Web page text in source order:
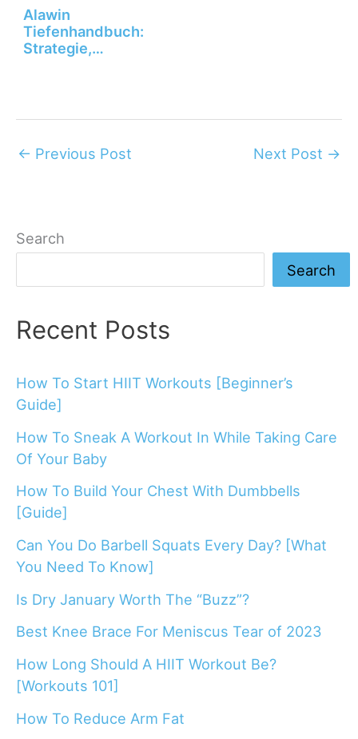
Alawin
Tiefenhandbuch:
Strategie,
← Previous Post Next Post →
Search
Search
Recent Posts
How To Start HIIT Workouts [Beginner’s
Guide]
How To Sneak A Workout In While Taking Care
Of Your Baby
How To Build Your Chest With Dumbbells
[Guide]
Can You Do Barbell Squats Every Day? [What
You Need To Know]
Is Dry January Worth The “Buzz”?
Best Knee Brace For Meniscus Tear of 2023
How Long Should A HIIT Workout Be?
[Workouts 101]
How To Reduce Arm Fat